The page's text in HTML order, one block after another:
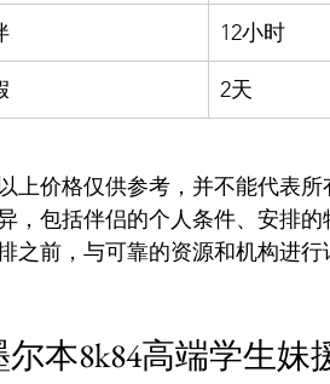
12小时
2天
上价格仅供参考，并不能代表
，包括伴侣的个人条件、安排
之前，与可靠的资源和机构进
本8k84高端学生妹